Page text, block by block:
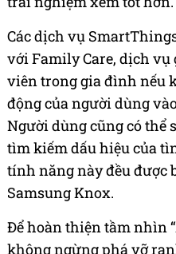
Các dịch vụ
với Family Care, dịch
viên trong gia đình nếu
động của người dùng
Người dùng cũng có thể
tìm kiếm dấu hiệu của
tính năng này đều được
Samsung Knox.
Để hoàn thiện tầm nhìn
không ngừng phá vỡ